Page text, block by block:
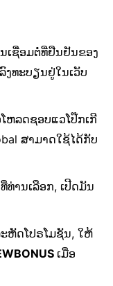
ເຊື່ອມຕໍ່ທີ່ຢືນຢັນຂອງ
ງທະບຽນຢູ່ໃນເວັບ
ຫລດຊອບແວໂປ໊ກເກີ
ສາມາດໃຊ້ໄດ້ກັບ
ທ່ານເລືອກ, ເປີດມັນ
ຫັດໂປຣໂມຊັນ, ໃຫ້
ເມື່ອ